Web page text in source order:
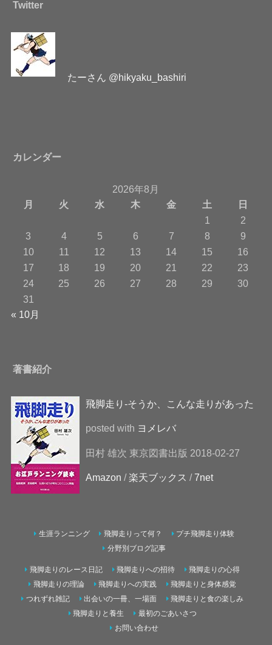
Twitter
たーさん @hikyaku_bashiri
カレンダー
2026年8月
月
火 水 木 金 土
日
1
2
3
4 5 6 7 8
9
10
11 12 13 14 15
16
17
18 19 20 21 22
23
24
25 26 27 28 29
30
31
« 10月
著書紹介
飛脚走り-そうか、こんな走りがあった
posted with ヨメレバ
田村 雄次 東京図書出版 2018-02-27
Amazon /楽天ブックス /7net
生涯ランニング 飛脚走りって何？
プチ飛脚走り体験
分野別ブログ記事
飛脚走りのレース日記 飛脚走りへの招待
飛脚走りの心得
飛脚走りの理論
飛脚走りへの実践
飛脚走りと身体感覚
つれずれ雑記
出会いの一冊、一場面
飛脚走りと食の楽しみ
飛脚走りと養生
最初のごあいさつ
お問い合わせ